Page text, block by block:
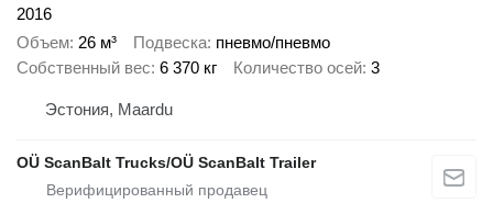
2016
Объем 26 м³ Подвеска пневмо/пневмо
Собственный вес 6 370 кг Количество осей 3
Эстония, Maardu
OÜ ScanBalt Trucks/OÜ ScanBalt Trailer